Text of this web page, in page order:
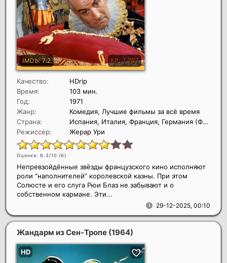
Качество:
HDrip
Время:
103 мин.
Год:
1971
Жанр:
Комедия, Лучшие фильмы за всё время
Страна:
Испания, Италия, Франция, Германия (ФРГ)
Режиссер:
Жерар Ури
Оценка: 8.3/10 (6)
29-12-2025, 00:10
Непревзойдённые звёзды французского кино исполняют
роли “наполнителей” королевской казны. При этом
Солюсте и его слуга Рюи Блаз не забывают и о
собственном кармане. Эти...
Жандарм из Сен-Тропе (1964)